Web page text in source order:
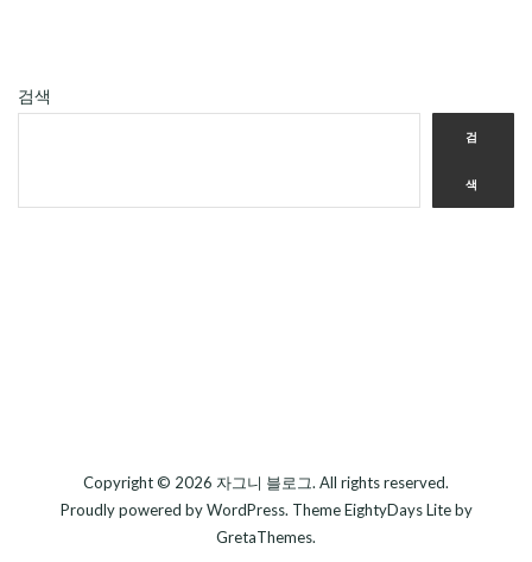
검색
검
색
Copyright © 2026 자그니 블로그. All rights reserved.
Proudly powered byWordPress. ThemeEightyDays Liteby
GretaThemes.